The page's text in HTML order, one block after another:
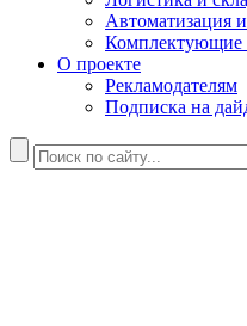
Автоматизация
Комплектующие
О проекте
Рекламодателям
Подписка на